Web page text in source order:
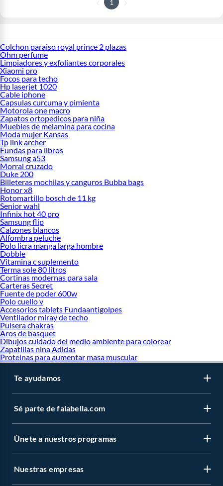
1
Colchon paraiso royal prince 2 plazas
Ohm perfume
Limpiadores y exfoliantes corporales
Xiaomi pro
Focos para techo
Hp laserjet 1020
Cable iphone
Capsulas curcuma y pimienta
Motorola one macro
Zapatos ortopedicos para niña
Muebles de melamina para cocina
Moda mujer Kansas
Tp link archer
Fundas para libros
Samsung a53
Morral cruzado
Duke 200
Billeteras mochilas y canguros Bubba bags
Honor x8
Rotomartillo bosch de 11 kg
Senior wahl
Infinix hot 40 pro
Samsung flip
Calzones blancos
Alfombra peluche
Polo licra manga larga hombre
Dobble
Vitamina c suplemento
Terma sole 80 litros
Cortinas modernas para sala
Carteras Secret
Fuente de poder 600w
Polo cuello v
Accesorios tablets Fundaantigolpes
Ventilador miray de techo
Pulsera chakras
Aros de basquet
Dibujos cuidado del medio ambiente para colorear
Zapatillas nina Adidas
Proteinas para aumentar masa muscular
Te ayudamos
Sé parte de falabella.com
Únete a nuestros programas
Nuestras empresas